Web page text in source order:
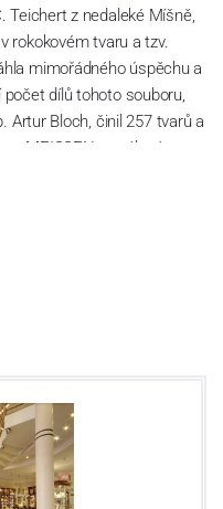
Teichert z nedaleké Míšně,
v rokokovém tvaru a tzv.
mimořádného úspěchu a
dílů tohoto souboru,
Artur Bloch, činil 257 tvarů a
MEISSEN v oválovém
název
850 tvarů. Tyto výrobky
keramického průmyslu